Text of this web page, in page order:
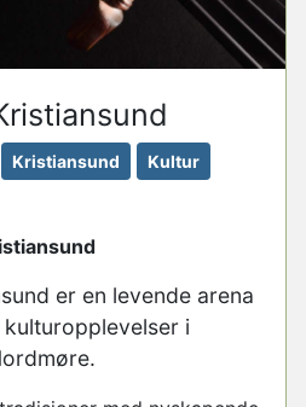
Kristiansund Kultur
er en levende arena
i